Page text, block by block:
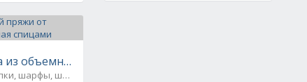
из объемной пряжи от дизайнера Gina Michele,
шарфы, шали, снуды и палантины